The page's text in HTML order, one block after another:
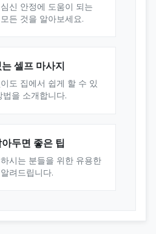
신 안정에 도움이 되는
든 것을 알아보세요.
셀프 마사지
도 집에서 쉽게 할 수 있
을 소개합니다.
두면 좋은 팁
시는 분들을 위한 유용한
려드립니다.